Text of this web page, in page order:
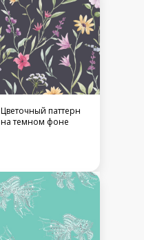
Цветочный паттерн
на темном фоне